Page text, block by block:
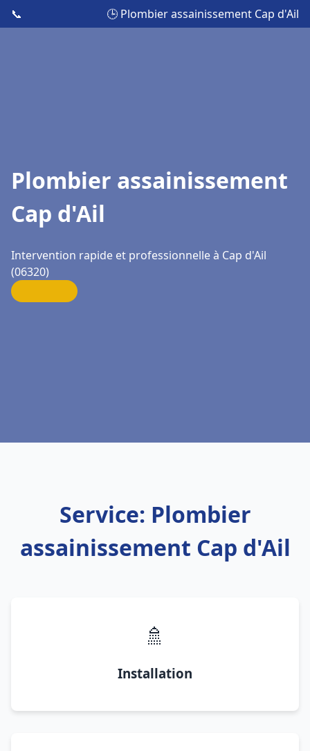
📞 🕒 Plombier assainissement Cap d'Ail
Plombier assainissement
Cap d'Ail
Intervention rapide et professionnelle à Cap d'Ail
(06320)
Service: Plombier
assainissement Cap d'Ail
🚿
Installation